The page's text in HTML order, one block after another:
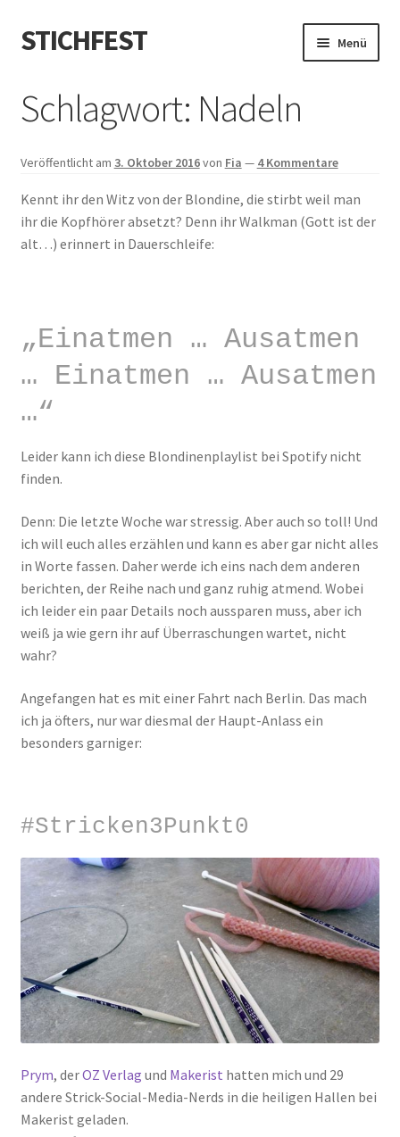
Zur
Navigation
Zum
Inhalt
STICHFEST Menü
About me
Schlagwort: Nadeln
Veröffentlicht am 3. Oktober 2016von Fia — 4 Kommentare
Kennt ihr den Witz von der Blondine, die stirbt weil man
ihr die Kopfhörer absetzt? Denn ihr Walkman (Gott ist der
alt…) erinnert in Dauerschleife:
„Einatmen … Ausatmen
… Einatmen … Ausatmen
…“
Leider kann ich diese Blondinenplaylist bei Spotify nicht
finden.
Denn: Die letzte Woche war stressig. Aber auch so toll! Und
ich will euch alles erzählen und kann es aber gar nicht alles
in Worte fassen. Daher werde ich eins nach dem anderen
berichten, der Reihe nach und ganz ruhig atmend. Wobei
ich leider ein paar Details noch aussparen muss, aber ich
weiß ja wie gern ihr auf Überraschungen wartet, nicht
wahr?
Angefangen hat es mit einer Fahrt nach Berlin. Das mach
ich ja öfters, nur war diesmal der Haupt-Anlass ein
besonders garniger:
#Stricken3Punkt0
Prym, derOZ Verlag und Makerist hatten mich und 29
andere Strick-Social-Media-Nerds in die heiligen Hallen bei
Makerist geladen.